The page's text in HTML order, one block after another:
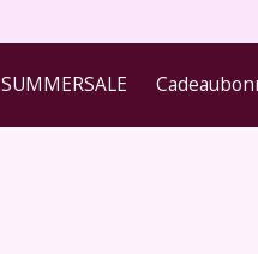
SUMMERSALE